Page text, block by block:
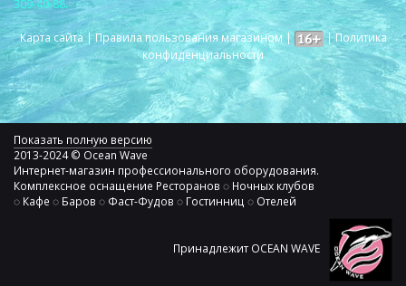
309-40-88.
Карта сайта |Правила пользования магазином| |Политика
конфиденциальности
Показать полную версию
2013-2024 © Ocean Wave
Интернет-магазин профессионального оборудования.
Комплексное оснащение Ресторанов ◌ Ночных клубов
◌ Кафе ◌ Баров ◌ Фаст-Фудов ◌ Гостинниц ◌ Отелей
Принадлежит OCEAN WAVE